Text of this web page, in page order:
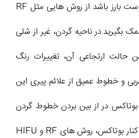
اگر شلی و آویزانی پوست بارز باشد از روش هایی مثل RF
بگیرید.در ناحیه گردن، غیر از شلی
حالت ارتجاعی آن، تغییرات رنگ
و خطوط عمیق از علائم پیری این
بوتاکس در از بین بردن خطوط گردن
کمک کننده است. در کنار بوتاکس، روش های RF و HIFU